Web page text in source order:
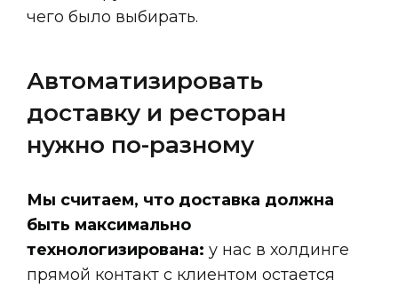
чего было выбирать.
Автоматизировать
доставку и ресторан
нужно по-разному
Мы считаем, что доставка должна
быть максимально
технологизирована: у нас в холдинге
прямой контакт с клиентом остается